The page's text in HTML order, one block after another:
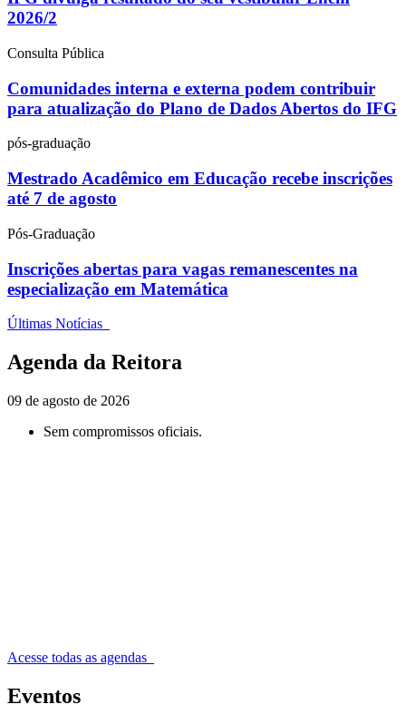
2026/2
Consulta Pública
Comunidades interna e externa podem contribuir
para atualização do Plano de Dados Abertos do IFG
pós-graduação
Mestrado Acadêmico em Educação recebe inscrições
até 7 de agosto
Pós-Graduação
Inscrições abertas para vagas remanescentes na
especialização em Matemática
Últimas Notícias
Agenda da Reitora
09 de agosto de 2026
Sem compromissos oficiais.
Acesse todas as agendas
Eventos